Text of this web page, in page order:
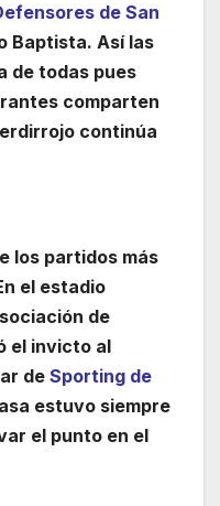
de San
Baptista. Así las
de todas pues
comparten
continúa
los partidos más
el estadio
de
el invicto al
de Sporting de
estuvo siempre
el punto en el